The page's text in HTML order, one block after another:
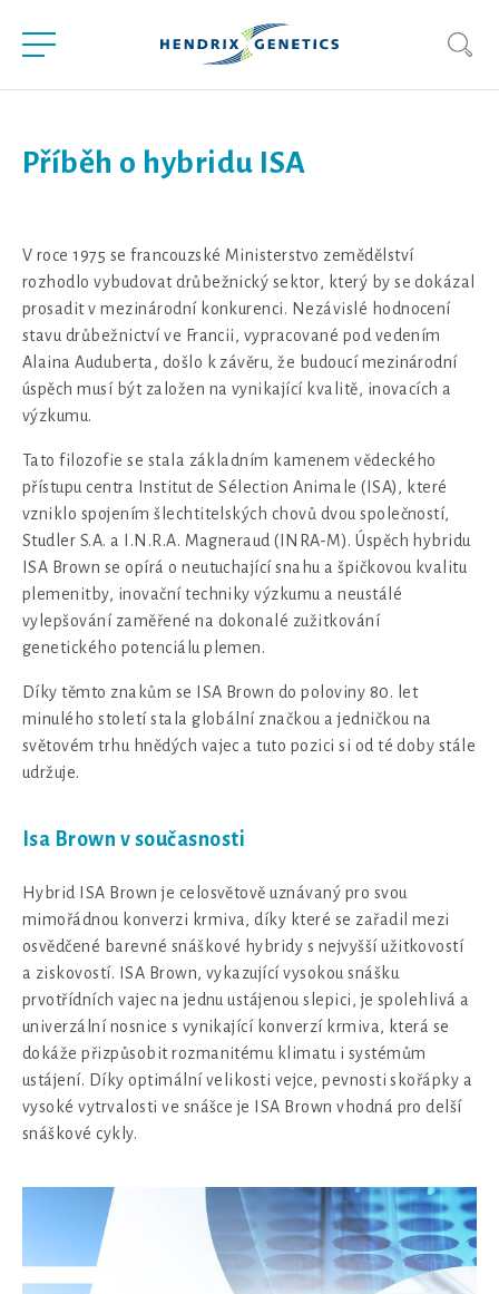
Příběh o hybridu ISA
V roce 1975 se francouzské Ministerstvo zemědělství
rozhodlo vybudovat drůbežnický sektor, který by se dokázal
prosadit v mezinárodní konkurenci. Nezávislé hodnocení
stavu drůbežnictví ve Francii, vypracované pod vedením
Alaina Auduberta, došlo k závěru, že budoucí mezinárodní
úspěch musí být založen na vynikající kvalitě, inovacích a
výzkumu.
Tato filozofie se stala základním kamenem vědeckého
přístupu centra Institut de Sélection Animale (ISA), které
vzniklo spojením šlechtitelských chovů dvou společností,
Studler S.A. a I.N.R.A. Magneraud (INRA-M). Úspěch hybridu
ISA Brown se opírá o neutuchající snahu a špičkovou kvalitu
plemenitby, inovační techniky výzkumu a neustálé
vylepšování zaměřené na dokonalé zužitkování
genetického potenciálu plemen.
Díky těmto znakům se ISA Brown do poloviny 80. let
minulého století stala globální značkou a jedničkou na
světovém trhu hnědých vajec a tuto pozici si od té doby stále
udržuje.
Isa Brown v současnosti
Hybrid ISA Brown je celosvětově uznávaný pro svou
mimořádnou konverzi krmiva, díky které se zařadil mezi
osvědčené barevné snáškové hybridy s nejvyšší užitkovostí
a ziskovostí. ISA Brown, vykazující vysokou snášku
prvotřídních vajec na jednu ustájenou slepici, je spolehlivá a
univerzální nosnice s vynikající konverzí krmiva, která se
dokáže přizpůsobit rozmanitému klimatu i systémům
ustájení. Díky optimální velikosti vejce, pevnosti skořápky a
vysoké vytrvalosti ve snášce je ISA Brown vhodná pro delší
snáškové cykly.